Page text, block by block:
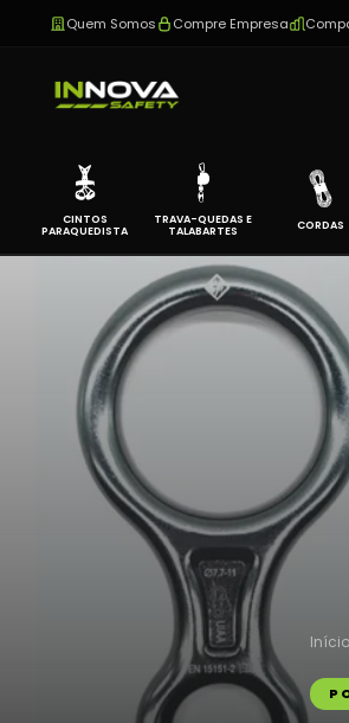
Quem Somos Compre Empresa
CINTOS
PARAQUEDISTA
TRAVA-QUEDAS E
TALABARTES
CORDAS
Início